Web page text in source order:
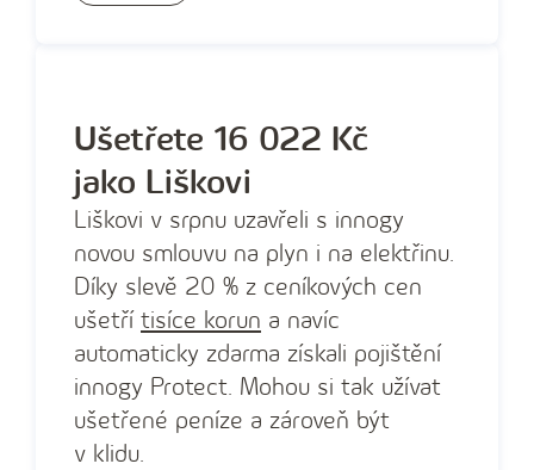
Ušetřete 16 022 Kč
jako Liškovi
Liškovi v srpnu uzavřeli s innogy
novou smlouvu na plyn i na elektřinu.
Díky slevě 20 % z ceníkových cen
ušetří tisíce korun a navíc
automaticky zdarma získali pojištění
innogy Protect. Mohou si tak užívat
ušetřené peníze a zároveň být
v klidu.